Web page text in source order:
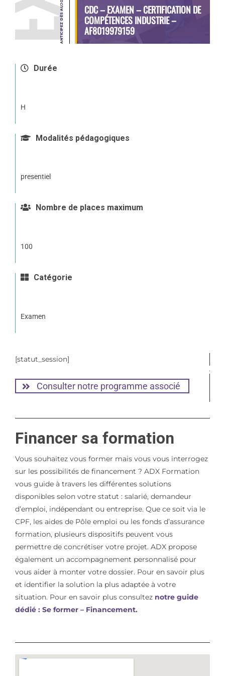
CDC – EXAMEN – CERTIFICATION DE
COMPÉTENCES INDUSTRIE –
AF8019979159
Durée
H
Modalités pédagogiques
presentiel
Nombre de places maximum
100
Catégorie
Examen
[statut_session]
Consulter notre programme associé
Financer sa formation
Vous souhaitez vous former mais vous vous interrogez
sur les possibilités de financement ? ADX Formation
vous guide à travers les différentes solutions
disponibles selon votre statut : salarié, demandeur
d’emploi, indépendant ou entreprise. Que ce soit via le
CPF, les aides de Pôle emploi ou les fonds d’assurance
formation, plusieurs dispositifs peuvent vous
permettre de concrétiser votre projet. ADX propose
également un accompagnement personnalisé pour
vous aider à monter votre dossier. Pour en savoir plus
et identifier la solution la plus adaptée à votre
situation. Pour en savoir plus consulteznotre guide
dédié : Se former – Financement.